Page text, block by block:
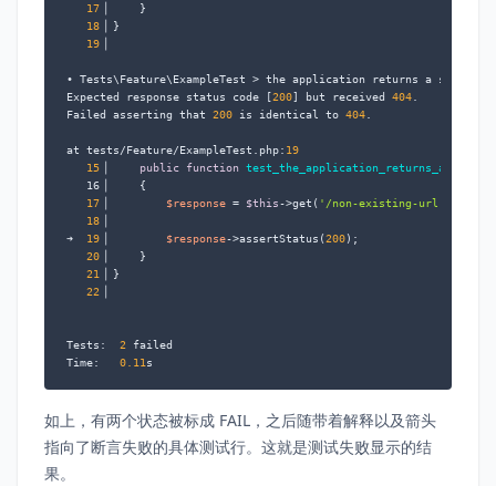
17▕     }
18▕ }
19▕
• Tests\Feature\ExampleTest > the application returns a
Expected response status code [200] but received 404.
Failed asserting that 200 is identical to 404.
at tests/Feature/ExampleTest.php: 19
15▕ public function
   16▕
{
17▕ $response = $this->get( '/non-existing-url'
18▕
➜
19▕ $response->assertStatus(200);
20▕     }
21
▕ }
22
Tests: 2 failed
Time: 0.11 s
如上，有两个状态被标成 FAIL，之后随带着解释以及箭头
指向了断言失败的具体测试行。这就是测试失败显示的结
果。